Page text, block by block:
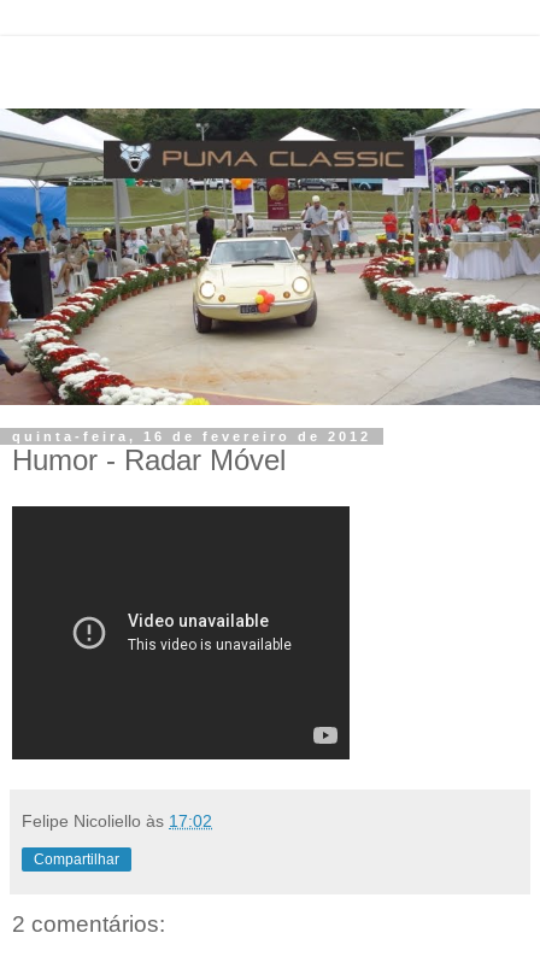
quinta-feira, 16 de fevereiro de 2012
Humor - Radar Móvel
Felipe Nicoliello às 17:02
Compartilhar
2 comentários: